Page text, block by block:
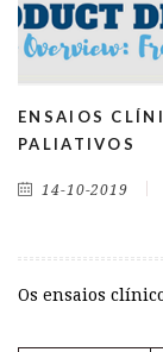
ENSAIOS
PALIATIVOS
14-10-2019
Os ensaios